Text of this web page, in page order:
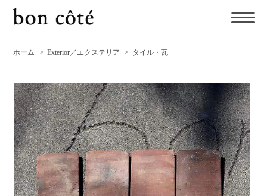
ホーム > Exterior／エクステリア > タイル・瓦